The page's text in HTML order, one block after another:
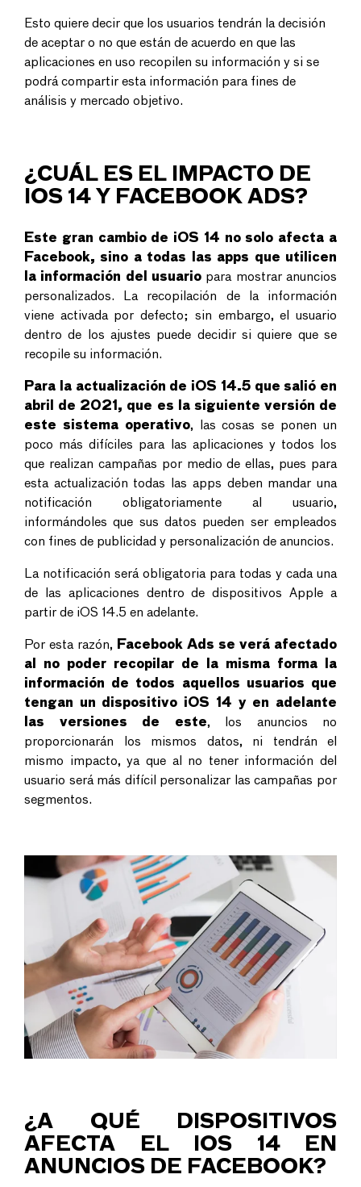
Esto quiere decir que los usuarios tendrán la decisión
de aceptar o no que están de acuerdo en que las
aplicaciones en uso recopilen su información y si se
podrá compartir esta información para fines de
análisis y mercado objetivo.
¿CUÁL ES EL IMPACTO DE
IOS 14 Y FACEBOOK ADS?
Este gran cambio de iOS 14 no solo afecta a
Facebook, sino a todas las apps que utilicen
la información del usuario para mostrar anuncios
personalizados. La recopilación de la información
viene activada por defecto; sin embargo, el usuario
dentro de los ajustes puede decidir si quiere que se
recopile su información.
Para la actualización de iOS 14.5 que salió en
abril de 2021, que es la siguiente versión de
este sistema operativo, las cosas se ponen un
poco más difíciles para las aplicaciones y todos los
que realizan campañas por medio de ellas, pues para
esta actualización todas las apps deben mandar una
notificación obligatoriamente al usuario,
informándoles que sus datos pueden ser empleados
con fines de publicidad y personalización de anuncios.
La notificación será obligatoria para todas y cada una
de las aplicaciones dentro de dispositivos Apple a
partir de iOS 14.5 en adelante.
Por esta razón, Facebook Ads se verá afectado
al no poder recopilar de la misma forma la
información de todos aquellos usuarios que
tengan un dispositivo iOS 14 y en adelante
las versiones de este, los anuncios no
proporcionarán los mismos datos, ni tendrán el
mismo impacto, ya que al no tener información del
usuario será más difícil personalizar las campañas por
segmentos.
¿A QUÉ DISPOSITIVOS
AFECTA EL IOS 14 EN
ANUNCIOS DE FACEBOOK?